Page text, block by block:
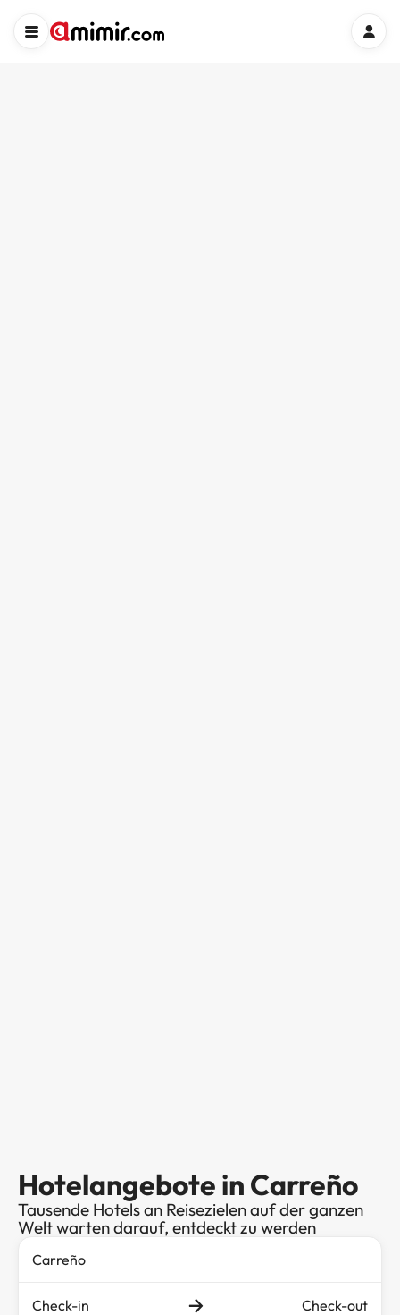
Hotelangebote in Carreño
Tausende Hotels an Reisezielen auf der ganzen
Welt warten darauf, entdeckt zu werden
Check-in Check-out